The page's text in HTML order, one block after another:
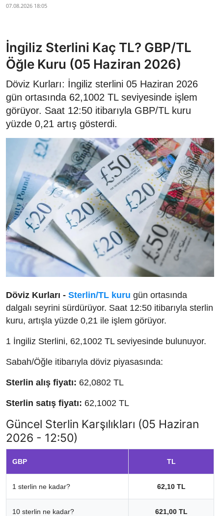
07.08.2026 18:05
İngiliz Sterlini Kaç TL? GBP/TL
Öğle Kuru (05 Haziran 2026)
Döviz Kurları: İngiliz sterlini 05 Haziran 2026
gün ortasında 62,1002 TL seviyesinde işlem
görüyor. Saat 12:50 itibarıyla GBP/TL kuru
yüzde 0,21 artış gösterdi.
Döviz Kurları - Sterlin/TL kuru gün ortasında
dalgalı seyrini sürdürüyor. Saat 12:50 itibarıyla sterlin
kuru, artışla yüzde 0,21 ile işlem görüyor.
1 İngiliz Sterlini, 62,1002 TL seviyesinde bulunuyor.
Sabah/Öğle itibarıyla döviz piyasasında:
Sterlin alış fiyatı: 62,0802 TL
Sterlin satış fiyatı: 62,1002 TL
Güncel Sterlin Karşılıkları (05 Haziran
2026 - 12:50)
GBP TL
1 sterlin ne kadar? 62,10 TL
10 sterlin ne kadar? 621,00 TL